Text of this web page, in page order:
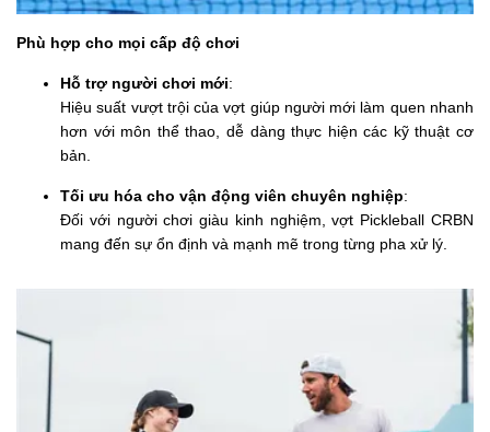
Phù hợp cho mọi cấp độ chơi
Hỗ trợ người chơi mới:
Hiệu suất vượt trội của vợt giúp người mới làm quen nhanh
hơn với môn thể thao, dễ dàng thực hiện các kỹ thuật cơ
bản.
Tối ưu hóa cho vận động viên chuyên nghiệp:
Đối với người chơi giàu kinh nghiệm, vợt Pickleball CRBN
mang đến sự ổn định và mạnh mẽ trong từng pha xử lý.